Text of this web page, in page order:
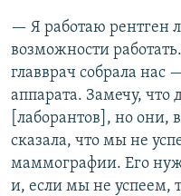
— Я работаю рентген
возможности
главврач собрала нас
аппарата. Замечу, что
[лаборантов], но они,
сказала, что мы не
маммографии. Его
и, если мы не успеем,